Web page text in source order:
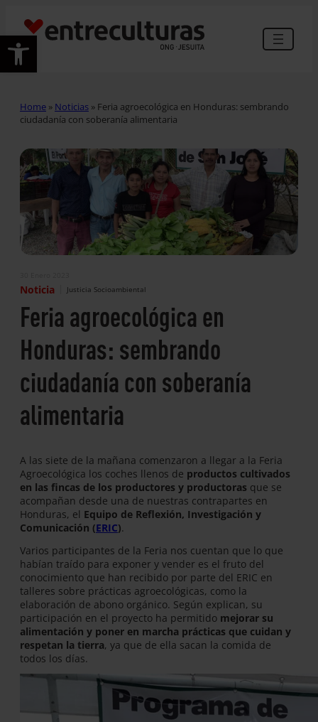
Abrir barra de herramientas
Home » Noticias » Feria agroecológica en Honduras: sembrando
ciudadanía con soberanía alimentaria
Noticia Justicia Socioambiental
Feria agroecológica en
Honduras: sembrando
ciudadanía con soberanía
alimentaria
A las siete de la mañana comenzaron a llegar a la Feria
Agroecológica los coches llenos de productos cultivados
en las fincas de los productores y productoras que se
acompañan desde una de nuestras contrapartes en
Honduras, el Equipo de Reflexión, Investigación y
Comunicación (ERIC).
Varios participantes de la Feria nos cuentan que lo que
habían traído para exponer y vender es el fruto del
conocimiento que han recibido por parte del ERIC en
talleres sobre prácticas agroecológicas, como la
elaboración de abono orgánico. Según explican, su
participación en el proyecto ha permitido mejorar su
alimentación y poner en marcha prácticas que cuidan y
respetan la tierra, ya que de ella sacan la comida de
todos los días.